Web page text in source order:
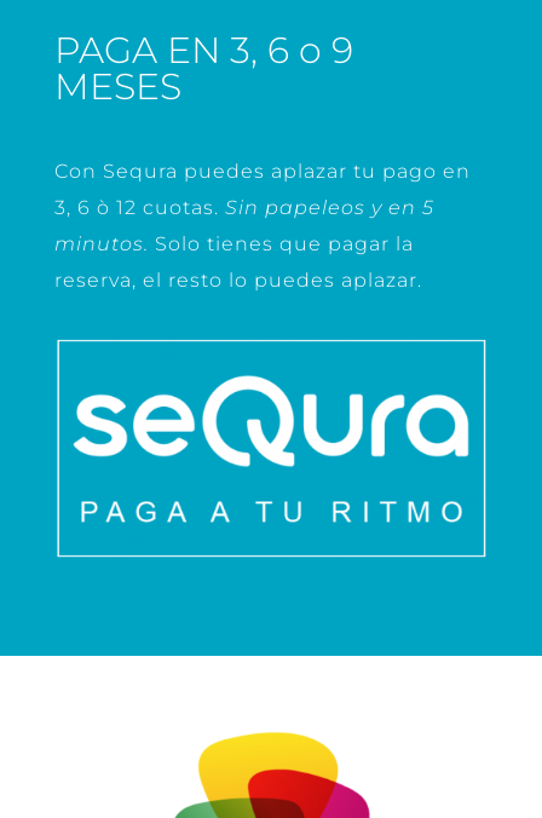
PAGA EN 3, 6 o 9
MESES
Con Sequra puedes aplazar tu pago en
3, 6 ò 12 cuotas. Sin papeleos y en 5
minutos. Solo tienes que pagar la
reserva, el resto lo puedes aplazar.